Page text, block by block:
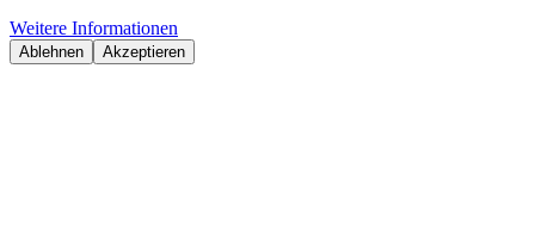
Weitere Informationen
Ablehnen Akzeptieren